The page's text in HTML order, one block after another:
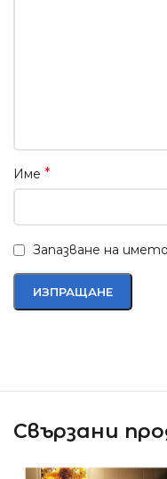
Име *
Запазване на
Свързани